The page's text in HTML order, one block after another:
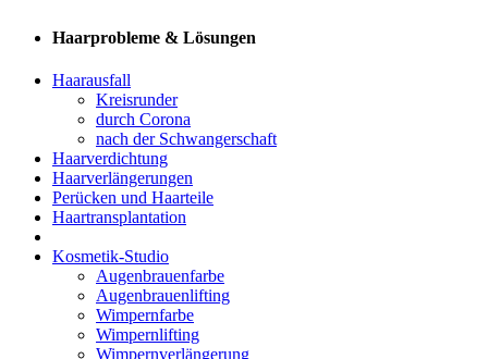
Haarprobleme & Lösungen
Haarausfall
Kreisrunder
durch Corona
nach der Schwangerschaft
Haarverdichtung
Haarverlängerungen
Perücken und Haarteile
Haartransplantation
Kosmetik-Studio
Augenbrauenfarbe
Augenbrauenlifting
Wimpernfarbe
Wimpernlifting
Wimpernverlängerung